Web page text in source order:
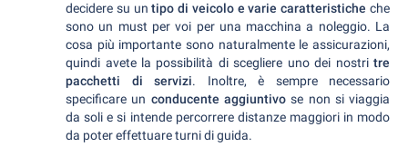
decidere su un tipo di veicolo e varie caratteristiche che
sono un must per voi per una macchina a noleggio. La
cosa più importante sono naturalmente le assicurazioni,
quindi avete la possibilità di scegliere uno dei nostri tre
pacchetti di servizi. Inoltre, è sempre necessario
specificare un conducente aggiuntivose non si viaggia
da soli e si intende percorrere distanze maggiori in modo
da poter effettuare turni di guida.